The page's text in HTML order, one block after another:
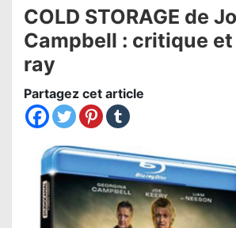
COLD STORAGE de
Campbell : critique
ray
Partagez cet article